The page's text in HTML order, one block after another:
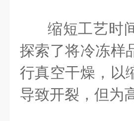
缩短工艺时
探索了将冷冻样
行真空干燥，以
导致开裂，但为